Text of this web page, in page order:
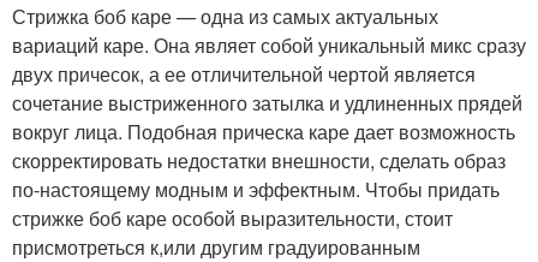
Стрижка боб каре — одна из самых актуальных
вариаций каре. Она являет собой уникальный микс сразу
двух причесок, а ее отличительной чертой является
сочетание выстриженного затылка и удлиненных прядей
вокруг лица. Подобная прическа каре дает возможность
скорректировать недостатки внешности, сделать образ
по-настоящему модным и эффектным. Чтобы придать
стрижке боб каре особой выразительности, стоит
присмотреться к,или другим градуированным